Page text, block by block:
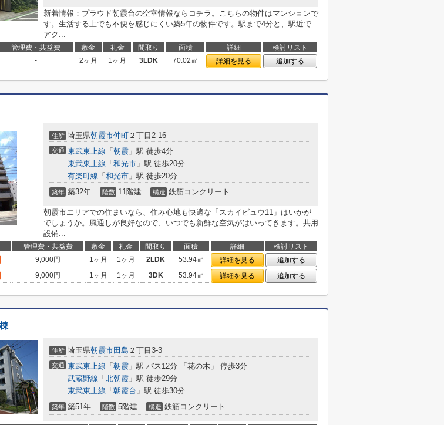
新着情報：プラウド朝霞台の空室情報ならコチラ。こちらの物件はマンションで
す。生活する上でも不便を感じにくい築5年の物件です。駅まで4分と、駅近で
アク...
管理費・共益費 敷金 礼金 間取り 面積 詳細
検討リスト
- 2ヶ月 1ヶ月 3LDK 70.02㎡ 詳細を見る 追加する
住所 埼玉県朝霞市仲町 ２丁目2-16
交通 東武東上線 「 朝霞 」駅 徒歩4分
東武東上線 「 和光市 」駅 徒歩20分
有楽町線 「 和光市 」駅 徒歩20分
築年 築32年 階数 11階建 構造 鉄筋コンクリート
朝霞市エリアでの住まいなら、住み心地も快適な「スカイビュウ11」はいかが
でしょうか。風通しが良好なので、いつでも新鮮な空気がはいってきます。共用
設備...
管理費・共益費 敷金 礼金 間取り 面積 詳細
検討リスト
9,000円 1ヶ月 1ヶ月 2LDK 53.94㎡ 詳細を見る
追加する
9,000円 1ヶ月 1ヶ月 3DK 53.94㎡ 詳細を見る 追加する
住所 埼玉県朝霞市田島 ２丁目3-3
交通 東武東上線 「 朝霞 」駅 バス12分 「花の木」 停歩3分
武蔵野線 「 北朝霞 」駅 徒歩29分
東武東上線 「 朝霞台 」駅 徒歩30分
築年 築51年 階数 5階建 構造 鉄筋コンクリート